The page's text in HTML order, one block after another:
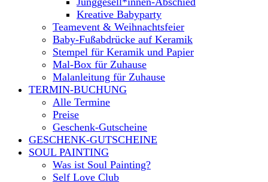
Kreative Babyparty
Teamevent & Weihnachtsfeier
Baby-Fußabdrücke auf Keramik
Stempel für Keramik und Papier
Mal-Box für Zuhause
Malanleitung für Zuhause
TERMIN-BUCHUNG
Alle Termine
Preise
Geschenk-Gutscheine
GESCHENK-GUTSCHEINE
SOUL PAINTING
Was ist Soul Painting?
Self Love Club